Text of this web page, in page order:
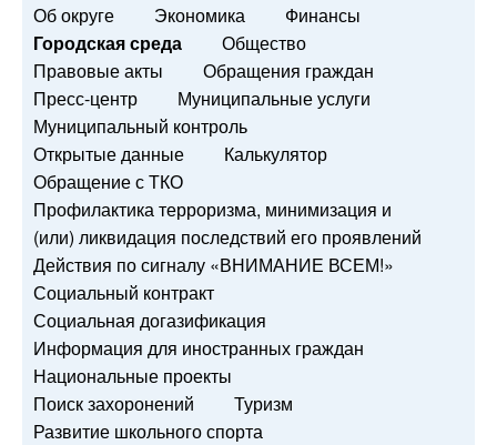
Об округе Экономика
Финансы
Городская среда
Общество
Правовые акты
Обращения граждан
Пресс-центр
Муниципальные услуги
Муниципальный контроль
Открытые данные
Калькулятор
Обращение с ТКО
Профилактика терроризма, минимизация и
(или) ликвидация последствий его проявлений
Действия по сигналу «ВНИМАНИЕ ВСЕМ!»
Социальный контракт
Социальная догазификация
Информация для иностранных граждан
Национальные проекты
Поиск захоронений
Туризм
Развитие школьного спорта